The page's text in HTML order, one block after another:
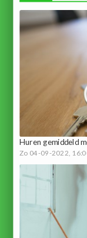
Huren gemiddeld
Zo 04-09-2022,